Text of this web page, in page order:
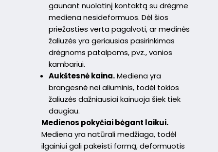
gaunant nuolatinį kontaktą su drėgme
mediena nesideformuos. Dėl šios
priežasties verta pagalvoti, ar medinės
žaliuzės yra geriausias pasirinkimas
drėgnoms patalpoms, pvz., vonios
kambariui.
Aukštesnė kaina.Mediena yra
brangesnė nei aliuminis, todėl tokios
žaliuzės dažniausiai kainuoja šiek tiek
daugiau.
Medienos pokyčiai bėgant laikui.
Mediena yra natūrali medžiaga, todėl
ilgainiui gali pakeisti formą, deformuotis